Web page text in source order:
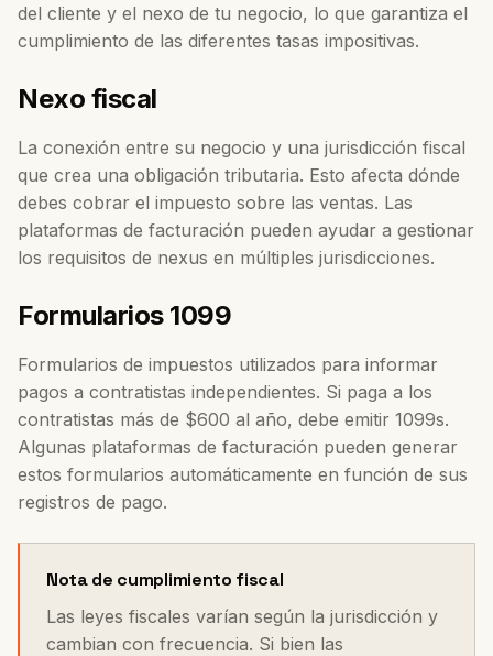
del cliente y el nexo de tu negocio, lo que garantiza el
cumplimiento de las diferentes tasas impositivas.
Nexo fiscal
La conexión entre su negocio y una jurisdicción fiscal
que crea una obligación tributaria. Esto afecta dónde
debes cobrar el impuesto sobre las ventas. Las
plataformas de facturación pueden ayudar a gestionar
los requisitos de nexus en múltiples jurisdicciones.
Formularios 1099
Formularios de impuestos utilizados para informar
pagos a contratistas independientes. Si paga a los
contratistas más de $600 al año, debe emitir 1099s.
Algunas plataformas de facturación pueden generar
estos formularios automáticamente en función de sus
registros de pago.
Nota de cumplimiento fiscal
Las leyes fiscales varían según la jurisdicción y
cambian con frecuencia. Si bien las